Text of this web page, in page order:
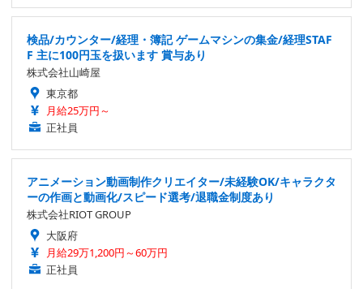
検品/カウンター/経理・簿記 ゲームマシンの集金/経理STAF
F 主に100円玉を扱います 賞与あり
株式会社山崎屋
東京都
月給25万円～
正社員
アニメーション動画制作クリエイター/未経験OK/キャラクタ
ーの作画と動画化/スピード選考/退職金制度あり
株式会社RIOT GROUP
大阪府
月給29万1,200円～60万円
正社員